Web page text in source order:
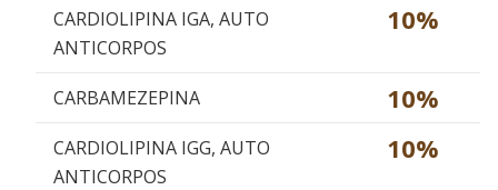
CARDIOLIPINA IGA, AUTO
ANTICORPOS
10%
CARBAMEZEPINA 10%
CARDIOLIPINA IGG, AUTO
ANTICORPOS
10%